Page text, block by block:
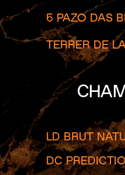
TERRER DE
6 PAZO DAS
DC
LD BRUT